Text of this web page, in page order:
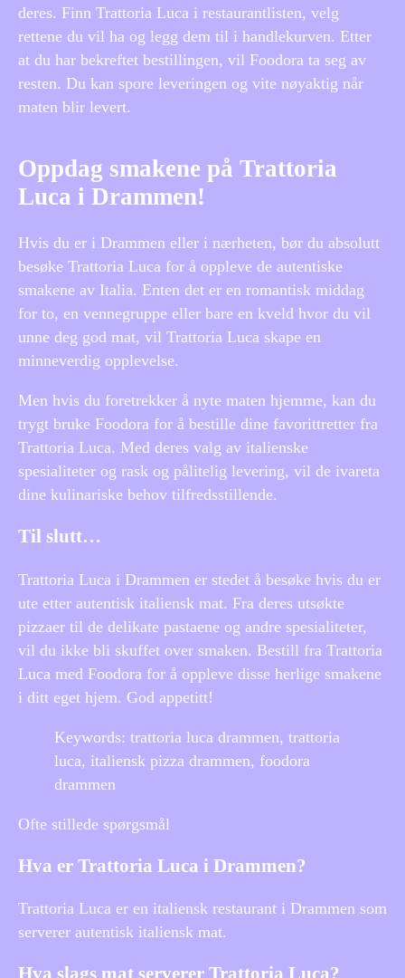
deres. Finn Trattoria Luca i restaurantlisten, velg
rettene du vil ha og legg dem til i handlekurven. Etter
at du har bekreftet bestillingen, vil Foodora ta seg av
resten. Du kan spore leveringen og vite nøyaktig når
maten blir levert.
Oppdag smakene på Trattoria
Luca i Drammen!
Hvis du er i Drammen eller i nærheten, bør du absolutt
besøke Trattoria Luca for å oppleve de autentiske
smakene av Italia. Enten det er en romantisk middag
for to, en vennegruppe eller bare en kveld hvor du vil
unne deg god mat, vil Trattoria Luca skape en
minneverdig opplevelse.
Men hvis du foretrekker å nyte maten hjemme, kan du
trygt bruke Foodora for å bestille dine favorittretter fra
Trattoria Luca. Med deres valg av italienske
spesialiteter og rask og pålitelig levering, vil de ivareta
dine kulinariske behov tilfredsstillende.
Til slutt…
Trattoria Luca i Drammen er stedet å besøke hvis du er
ute etter autentisk italiensk mat. Fra deres utsøkte
pizzaer til de delikate pastaene og andre spesialiteter,
vil du ikke bli skuffet over smaken. Bestill fra Trattoria
Luca med Foodora for å oppleve disse herlige smakene
i ditt eget hjem. God appetitt!
Keywords: trattoria luca drammen, trattoria
luca, italiensk pizza drammen, foodora
drammen
Ofte stillede spørgsmål
Hva er Trattoria Luca i Drammen?
Trattoria Luca er en italiensk restaurant i Drammen som
serverer autentisk italiensk mat.
Hva slags mat serverer Trattoria Luca?